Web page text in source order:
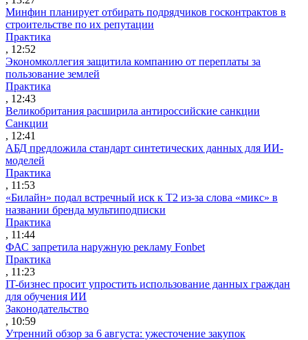
Минфин планирует отбирать подрядчиков госконтрактов в
строительстве по их репутации
Практика
, 12:52
Экономколлегия защитила компанию от переплаты за
пользование землей
Практика
, 12:43
Великобритания расширила антироссийские санкции
Санкции
, 12:41
АБД предложила стандарт синтетических данных для ИИ-
моделей
Практика
, 11:53
«Билайн» подал встречный иск к Т2 из-за слова «микс» в
названии бренда мультиподписки
Практика
, 11:44
ФАС запретила наружную рекламу Fonbet
Практика
, 11:23
IT-бизнес просит упростить использование данных граждан
для обучения ИИ
Законодательство
, 10:59
Утренний обзор за 6 августа: ужесточение закупок